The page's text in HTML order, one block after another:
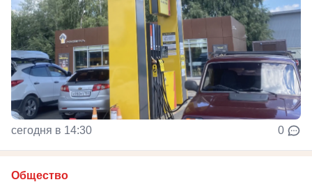
сегодня в 14:30 0
Общество